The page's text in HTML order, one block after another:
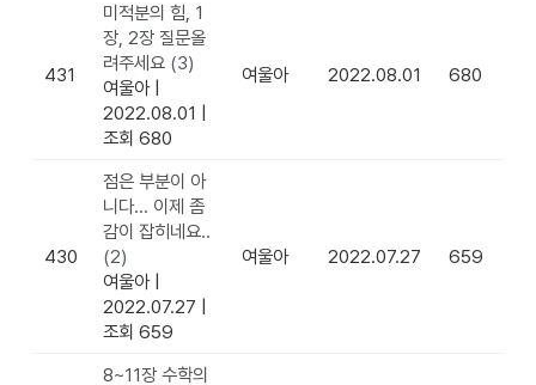
431
미적분의 힘, 1
장, 2장 질문올
려주세요 (3)
여울아
2022.08.01
조회 680
여울아 2022.08.01 680
430
점은 부분이 아
니다... 이제 좀
감이 잡히네요..
(2)
여울아
2022.07.27
조회 659
여울아 2022.07.27 659
8~11장 수학의